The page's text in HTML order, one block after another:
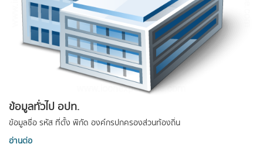
ข้อมูลทั่วไป อปท.
ข้อมูลชื่อ รหัส ที่ตั้ง พิกัด องค์กรปกครองส่วนท้องถิ่น
อ่านต่อ